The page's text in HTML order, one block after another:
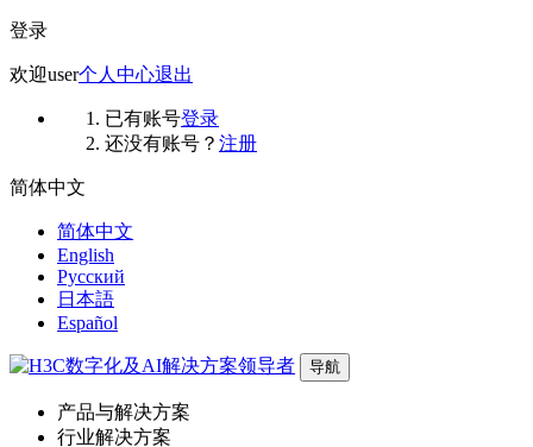
登录
欢迎user个人中心退出
已有账号登录
还没有账号？ 注册
简体中文
简体中文
English
Русский
日本語
Español
导航
产品与解决方案
行业解决方案